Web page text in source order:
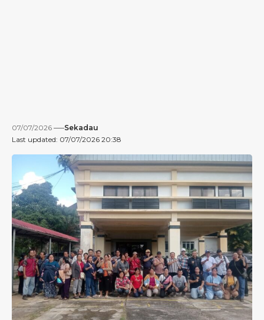
Last updated: 07/07/2026 20:38
07/07/2026 Sekadau